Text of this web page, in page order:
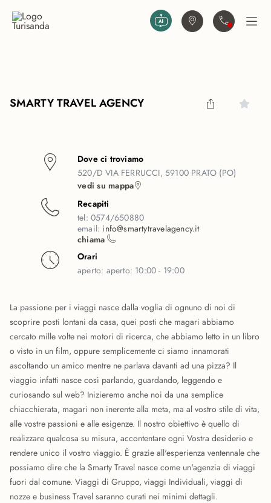
Trova agenziaContattaciApri
SMARTY TRAVEL AGENCY
Dove ci troviamo
520/D VIA FERRUCCI, 59100 PRATO (PO)
vedi su mappa
Recapiti
tel: 0574/650880
email: info@smartytravelagency.it
chiama
Orari
aperto: aperto: 10:00 - 19:00
La passione per i viaggi nasce dalla voglia di ognuno di noi di
scoprire posti lontani da casa, quei posti che magari abbiamo
cercato mille volte nei motori di ricerca, che abbiamo letto in un libro
o visto in un film, oppure semplicemente ci siamo innamorati
ascoltando un amico mentre ne parlava davanti ad una pizza? Il
viaggio infatti nasce così parlando, guardando, leggendo e
curiosando sul web? Inizieremo anche noi da una semplice
chiacchierata, magari non inerente alla meta, ma al vostro stile di vita,
alle vostre passioni e alle esigenze. Il nostro obiettivo è quello di
realizzare qualcosa su misura, accontentare ogni Vostra desiderio e
rendere unico il vostro viaggio. È grazie all'esperienza ventennale che
possiamo dire che la Smarty Travel nasce come un'agenzia di viaggi
fuori dal comune. Viaggi di Gruppo, viaggi Individuali, viaggi di
nozze e business Travel saranno curati nei minimi dettagli.